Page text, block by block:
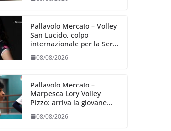
Pallavolo Mercato – Volley
San Lucido, colpo
internazionale per la Serie
B2: arriva la schiacciatrice
lettone Kristine Teivane
08/08/2026
Pallavolo Mercato –
Marpesca Lory Volley
Pizzo: arriva la giovane
italo–brasiliana Any
Gabrielle Milano
08/08/2026